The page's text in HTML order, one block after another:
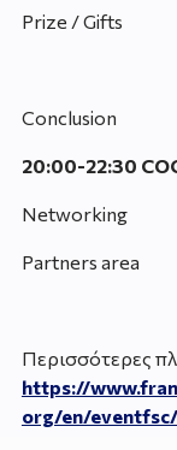
Prize / Gifts
Conclusion
20:00-22:30
Networking
Partners area
Περισσότερες
https://
org/en/